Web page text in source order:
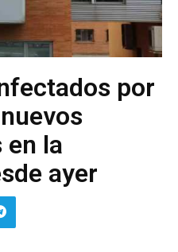
por
en la
ayer